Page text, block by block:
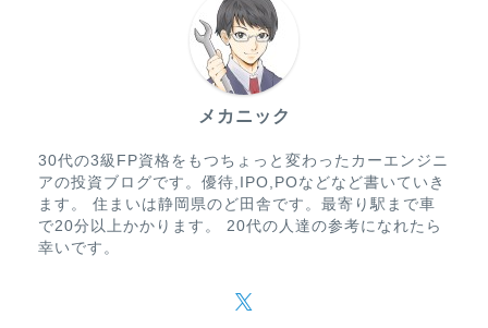
メカニック
30代の3級FP資格をもつちょっと変わったカーエンジニ
アの投資ブログです。優待,IPO,POなどなど書いていき
ます。 住まいは静岡県のど田舎です。最寄り駅まで車
で20分以上かかります。 20代の人達の参考になれたら
幸いです。